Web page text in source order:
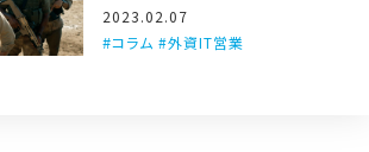
2023.02.07
コラム #外資IT営業